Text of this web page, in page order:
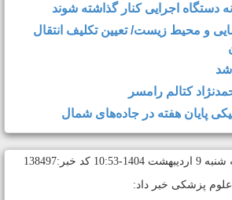
اجرایی کنار گذاشته شوند
و محیط زیست/ تعیین تکلیف انتقال
کتالم رامسر
پایان هفته در جاده‌های شمال
10:53 کد خبر:138497
پزشکی خبر داد: